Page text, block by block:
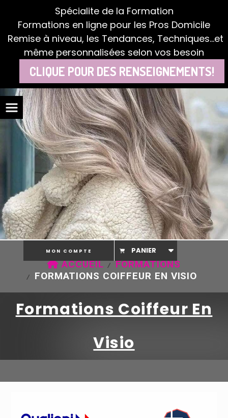
Spécialite de la Formation
Formations en ligne pour les Pros Domicile
Remise à niveau, les Tendances, Techniques...et
même personnalisées selon vos besoin
CLIQUE POUR DES RENSEIGNEMENTS!
MON COMPTE PANIER
ACCUEIL
FORMATIONS
FORMATIONS COIFFEUR EN VISIO
Formations Coiffeur En
Visio